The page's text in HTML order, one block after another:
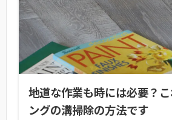
地道な作業も時には必要？
ングの溝掃除の方法です